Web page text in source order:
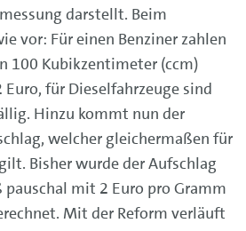
darstellt. Beim
vor: Für einen Benziner zahlen
100 Kubikzentimeter (ccm)
für Dieselfahrzeuge sind
Hinzu kommt nun der
welcher gleichermaßen für
Bisher wurde der Aufschlag
mit 2 Euro pro Gramm
Mit der Reform verläuft